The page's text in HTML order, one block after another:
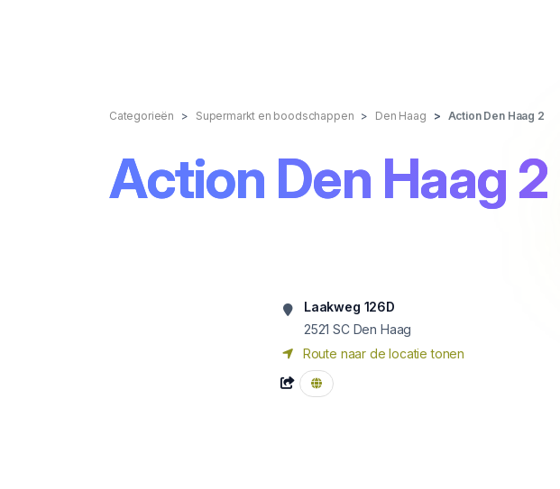
Categorieën Supermarkt en boodschappen Den Haag Action Den Haag 2
Action Den Haag 2
Laakweg 126D
2521 SC Den Haag
Route naar de locatie tonen